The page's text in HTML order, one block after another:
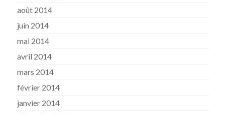
août 2014
juin 2014
mai 2014
avril 2014
mars 2014
février 2014
janvier 2014